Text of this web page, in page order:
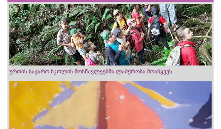
ურთის საჯარო სკოლის მოსწავლეებმა ლაშქრობა მოაწყვეს